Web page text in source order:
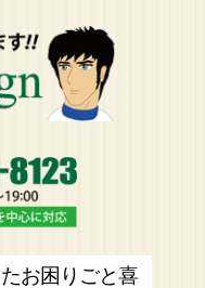
お困りごと喜